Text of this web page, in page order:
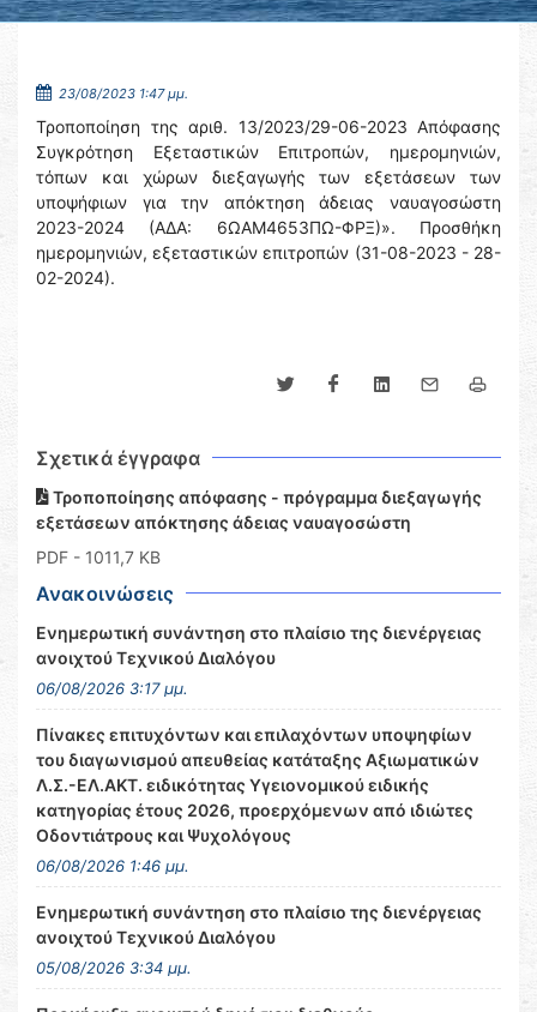
23/08/2023 1:47 μμ.
Τροποποίηση της αριθ. 13/2023/29-06-2023 Απόφασης
Συγκρότηση Εξεταστικών Επιτροπών, ημερομηνιών,
τόπων και χώρων διεξαγωγής των εξετάσεων των
υποψήφιων για την απόκτηση άδειας ναυαγοσώστη
2023-2024 (ΑΔΑ: 6ΩΑΜ4653ΠΩ-ΦΡΞ)». Προσθήκη
ημερομηνιών, εξεταστικών επιτροπών (31-08-2023 - 28-
02-2024).
Σχετικά έγγραφα
Τροποποίησης απόφασης - πρόγραμμα διεξαγωγής
εξετάσεων απόκτησης άδειας ναυαγοσώστη
PDF - 1011,7 KB
Ανακοινώσεις
Ενημερωτική συνάντηση στο πλαίσιο της διενέργειας
ανοιχτού Τεχνικού Διαλόγου
06/08/2026 3:17 μμ.
Πίνακες επιτυχόντων και επιλαχόντων υποψηφίων
του διαγωνισμού απευθείας κατάταξης Αξιωματικών
Λ.Σ.-ΕΛ.ΑΚΤ. ειδικότητας Υγειονομικού ειδικής
κατηγορίας έτους 2026, προερχόμενων από ιδιώτες
Οδοντιάτρους και Ψυχολόγους
06/08/2026 1:46 μμ.
Ενημερωτική συνάντηση στο πλαίσιο της διενέργειας
ανοιχτού Τεχνικού Διαλόγου
05/08/2026 3:34 μμ.